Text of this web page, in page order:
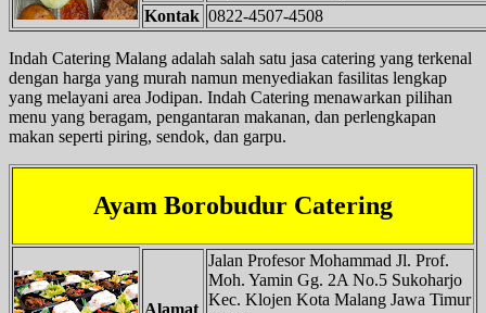
Kontak 0822-4507-4508
Indah Catering Malang adalah salah satu jasa catering yang terkenal
dengan harga yang murah namun menyediakan fasilitas lengkap
yang melayani area Jodipan. Indah Catering menawarkan pilihan
menu yang beragam, pengantaran makanan, dan perlengkapan
makan seperti piring, sendok, dan garpu.
Ayam Borobudur Catering
Alamat
Jalan Profesor Mohammad Jl. Prof.
Moh. Yamin Gg. 2A No.5 Sukoharjo
Kec. Klojen Kota Malang Jawa Timur